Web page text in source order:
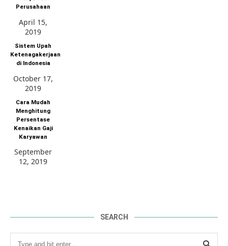
Perusahaan
April 15,
2019
Sistem Upah
Ketenagakerjaan
di Indonesia
October 17,
2019
Cara Mudah
Menghitung
Persentase
Kenaikan Gaji
Karyawan
September
12, 2019
SEARCH